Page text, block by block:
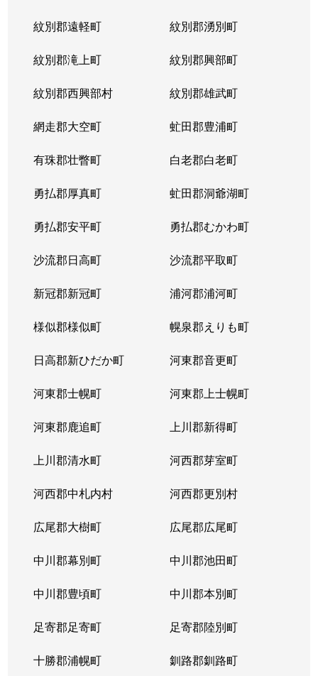
紋別郡遠軽町 紋別郡湧別町
紋別郡滝上町 紋別郡興部町
紋別郡西興部村 紋別郡雄武町
網走郡大空町 虻田郡豊浦町
有珠郡壮瞥町 白老郡白老町
勇払郡厚真町 虻田郡洞爺湖町
勇払郡安平町 勇払郡むかわ町
沙流郡日高町 沙流郡平取町
新冠郡新冠町 浦河郡浦河町
様似郡様似町 幌泉郡えりも町
日高郡新ひだか町 河東郡音更町
河東郡士幌町 河東郡上士幌町
河東郡鹿追町 上川郡新得町
上川郡清水町 河西郡芽室町
河西郡中札内村 河西郡更別村
広尾郡大樹町 広尾郡広尾町
中川郡幕別町 中川郡池田町
中川郡豊頃町 中川郡本別町
足寄郡足寄町 足寄郡陸別町
十勝郡浦幌町 釧路郡釧路町